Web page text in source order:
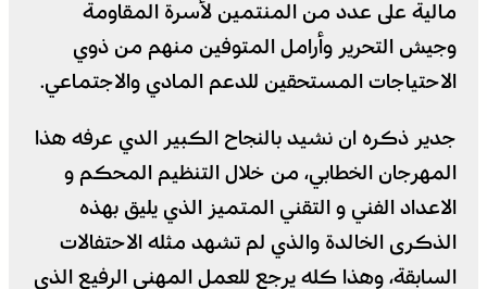
مالية على عدد من المنتمين لأسرة المقاومة
وجيش التحرير وأرامل المتوفين منهم من ذوي
الاحتياجات المستحقين للدعم المادي والاجتماعي.
جدير ذكره ان نشيد بالنجاح الكبير الدي عرفه هذا
المهرجان الخطابي، من خلال التنظيم المحكم و
الاعداد الفني و التقني المتميز الذي يليق بهذه
الذكرى الخالدة والذي لم تشهد مثله الاحتفالات
السابقة، وهذا كله يرجع للعمل المهني الرفيع الذي